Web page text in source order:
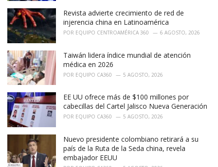
Revista advierte crecimiento de red de
injerencia china en Latinoamérica
POR EQUIPO CENTROAMÉRICA 360 6 AGOSTO, 2026
Taiwán lidera índice mundial de atención
médica en 2026
POR EQUIPO CA360 5 AGOSTO, 2026
EE UU ofrece más de $100 millones por
cabecillas del Cartel Jalisco Nueva Generación
POR EQUIPO CA360 5 AGOSTO, 2026
Nuevo presidente colombiano retirará a su
país de la Ruta de la Seda china, revela
embajador EEUU